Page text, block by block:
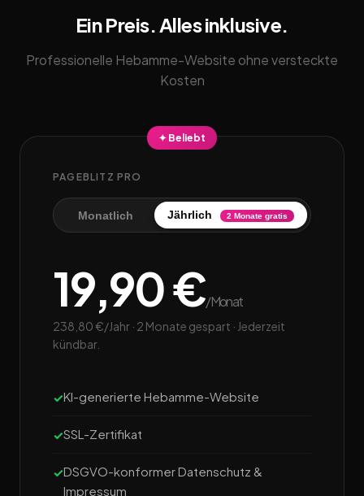
Ein Preis. Alles inklusive.
Professionelle Hebamme-Website ohne versteckte
Kosten
✦ Beliebt
PAGEBLITZ PRO
Monatlich Jährlich 2 Monate gratis
19,90 €/Monat
238,80 €/Jahr · 2 Monate gespart · Jederzeit
kündbar.
KI-generierte Hebamme-Website
SSL-Zertifikat
DSGVO-konformer Datenschutz &
Impressum